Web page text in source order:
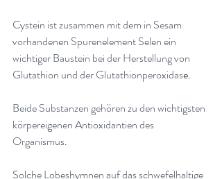
Cystein ist zusammen mit dem in Sesam
vorhandenen Spurenelement Selen ein
wichtiger Baustein bei der Herstellung von
Glutathion und der Glutathionperoxidase.
Beide Substanzen gehören zu den wichtigsten
körpereigenen Antioxidantien des
Organismus.
Solche Lobeshymnen auf das schwefelhaltige